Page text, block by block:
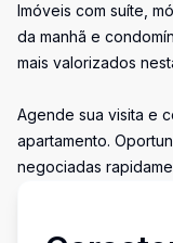
Imóveis com suíte,
da manhã e
mais valorizados
Agende sua visita e
apartamento.
negociadas